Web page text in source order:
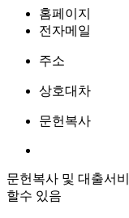
홈페이지
전자메일
주소
상호대차
문헌복사
문헌복사 및 대출서
할수 있음